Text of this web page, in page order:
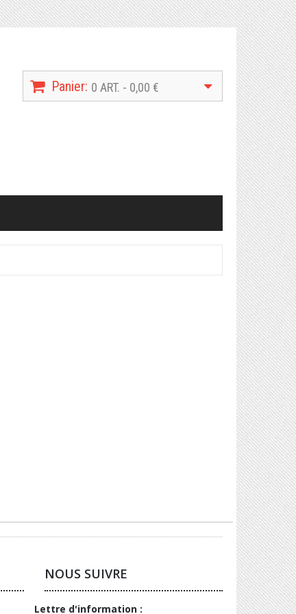
Panier: 0 ART. - 0,00 €
NOUS SUIVRE
Lettre d'information :